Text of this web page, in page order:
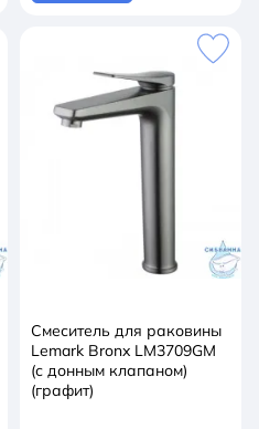
Смеситель для раковины
Lemark Bronx LM3709GM
(с донным клапаном)
(графит)